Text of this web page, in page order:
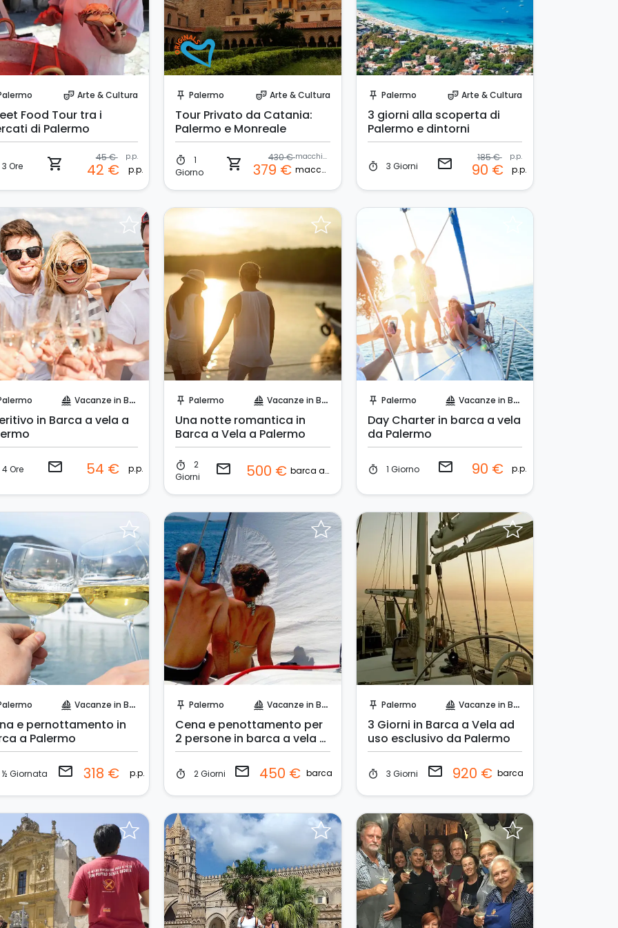
theater_comedy Arte & Cultura
Food Tour tra i
di Palermo
3 Ore shopping_cart 45 € p.p.
42 € p.p.
push_pin Palermo theater_comedy Arte & Cultura
Tour Privato da Catania:
Palermo e Monreale
timer
1
Giorno
shopping_cart 430 € macchina
379 € macchina
push_pin Palermo theater_comedy Arte & Cultura
3 giorni alla scoperta di
Palermo e dintorni
timer 3 Giorni email 185 € p.p.
90 € p.p.
sailing Vacanze in Barca
in Barca a vela a
4 Ore email 54 € p.p.
push_pin Palermo sailing Vacanze in Barca
Una notte romantica in
Barca a Vela a Palermo
timer
2
Giorni
email 500 € barca a vela
push_pin Palermo sailing Vacanze in Barca
Day Charter in barca a vela
da Palermo
timer 1 Giorno email 90 € p.p.
sailing Vacanze in Barca
e pernottamento in
a Palermo
½ Giornata email 318 € p.p.
push_pin Palermo sailing Vacanze in Barca
Cena e penottamento per
2 persone in barca a vela a
Palermo
timer 2 Giorni email 450 € barca
push_pin Palermo sailing Vacanze in Barca
3 Giorni in Barca a Vela ad
uso esclusivo da Palermo
timer 3 Giorni email 920 € barca